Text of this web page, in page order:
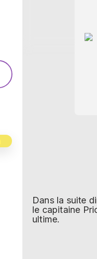
Dans la suite
le capitaine
ultime.